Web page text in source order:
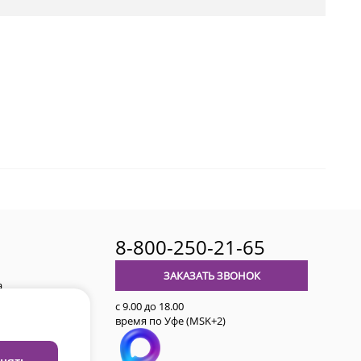
8-800-250-21-65
ЗАКАЗАТЬ ЗВОНОК
с 9.00 до 18.00
время по Уфе (MSK+2)